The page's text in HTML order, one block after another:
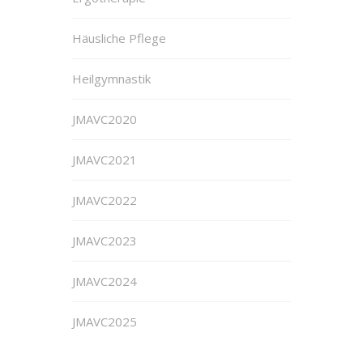
Häusliche Pflege
Heilgymnastik
JMAVC2020
JMAVC2021
JMAVC2022
JMAVC2023
JMAVC2024
JMAVC2025